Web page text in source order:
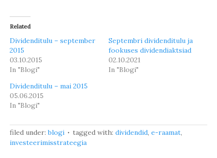
Related
Dividenditulu – september
2015
03.10.2015
In "Blogi"
Septembri dividenditulu ja
fookuses dividendiaktsiad
02.10.2021
In "Blogi"
Dividenditulu – mai 2015
05.06.2015
In "Blogi"
filed under:blogi tagged with: dividendid, e-raamat,
investeerimisstrateegia